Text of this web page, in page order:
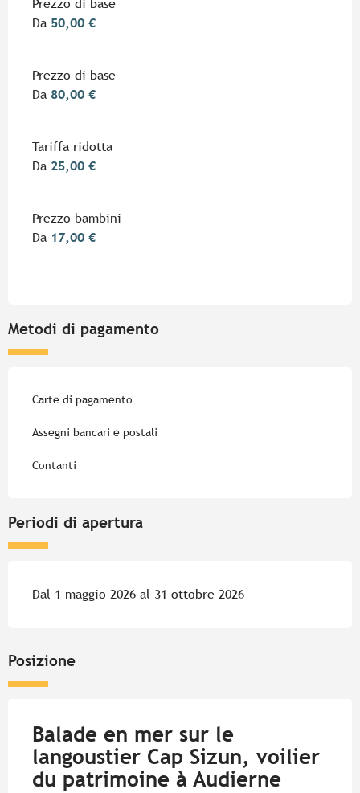
Prezzo di base
Da 50,00 €
Prezzo di base
Da 80,00 €
Tariffa ridotta
Da 25,00 €
Prezzo bambini
Da 17,00 €
Metodi di pagamento
Carte di pagamento
Assegni bancari e postali
Contanti
Periodi di apertura
Dal 1 maggio 2026 al 31 ottobre 2026
Posizione
Balade en mer sur le
langoustier Cap Sizun, voilier
du patrimoine à Audierne